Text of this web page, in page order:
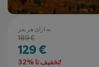
به ازای هر نفر
189 €
129 €
تخفیف تا %32!